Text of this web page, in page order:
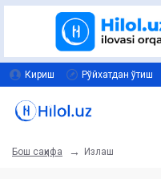
Кириш Рўйхатдан ўтиш
Бош саҳифа Излаш